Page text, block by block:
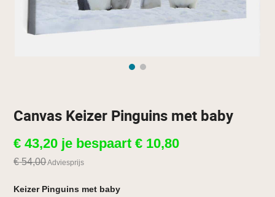
Canvas Keizer Pinguins met baby
€ 43,20 je bespaart€ 10,80
€54,00Adviesprijs
Keizer Pinguins met baby